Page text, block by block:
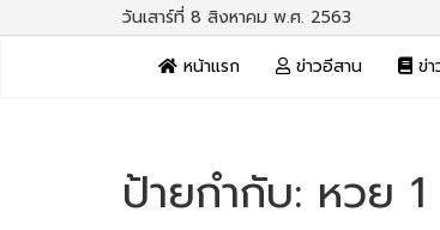
วันเสาร์ที่ 8 สิงหาคม พ.ศ. 2563
หน้าแรก
ข่าวอีสาน ข่
ป้ายกำกับ: หวย